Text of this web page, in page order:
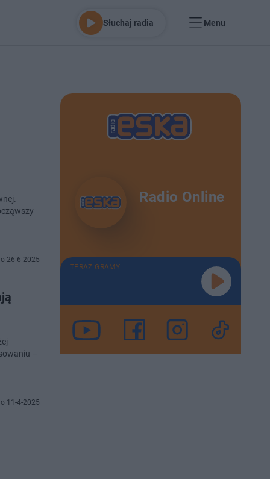
Słuchaj radia Menu
26-6-2025
–
11-4-2025
Radio Online
TERAZ GRAMY